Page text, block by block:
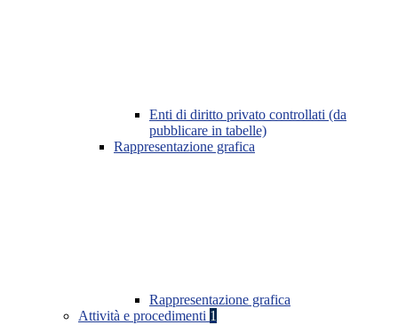
Enti di diritto privato controllati (da
pubblicare in tabelle)
Rappresentazione grafica
Rappresentazione grafica
Attività e procedimenti 1